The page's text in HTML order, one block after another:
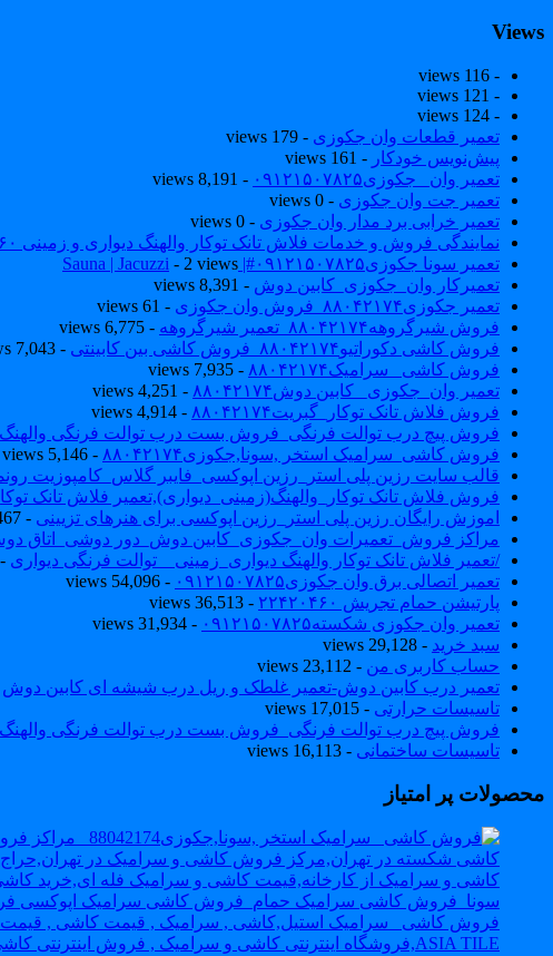
Views
- 116 views
- 121 views
- 124 views
تعمیر قطعات وان جکوزی - 179 views
پیش‌نویس خودکار - 161 views
تعمیر وان _جکوزی۰۹۱۲۱۵۰۷۸۲۵
- 8,191 views
تعمیر جت وان جکوزی - 0 views
تعمیر خرابی برد مدار وان جکوزی - 0 views
نمایندگی فروش و خدمات فلاش تانک توکار والهنگ دیواری و زمینی ۲۲۴۲۰۴۶۰
تعمیر سونا جکوزی۰۹۱۲۱۵۰۷۸۲۵#| Sauna | Jacuzzi
- 2 views
تعمیرکار وان_جکوزی_کابین دوش - 8,391 views
تعمیر جکوزی۸۸۰۴۲۱۷۴_فروش وان جکوزی
- 61 views
فروش شیرگروهه۸۸۰۴۲۱۷۴_تعمیر شیرگروهه
- 6,775 views
فروش کاشی دکوراتیو۸۸۰۴۲۱۷۴_فروش کاشی بین کابینتی
- 7,043 views
فروش کاشی _سرامیک۸۸۰۴۲۱۷۴
- 7,935 views
تعمیر وان_جکوزی_ کابین دوش۸۸۰۴۲۱۷۴
- 4,251 views
فروش فلاش تانک توکار_گبریت۸۸۰۴۲۱۷۴
- 4,914 views
فروش پیچ درب توالت فرنگی_فروش بست درب توالت فرنگی والهنگ۰۹۱۲۱۵۰۷۸۲۵
فروش کاشی_سرامیک استخر ,سونا,جکوزی۸۸۰۴۲۱۷۴
- 5,146 views
قالب سایت رزین پلی استر_رزین اپوکسی_فایبر گلاس_کامپوزیت
فروش فلاش تانک توکار_والهنگ(زمینی_دیواری),تعمیر فلاش تانک
اموزش رایگان رزین پلی استر_رزین اپوکسی برای هنرهای تزیینی - 2,467 views
مراکز فروش_تعمیرات وان_جکوزی_کابین دوش_دور دوشی_اتاق
/تعمیر فلاش تانک توکار والهنگ دیواری_زمینی _ توالت فرنگی دیواری - 67,131 views
تعمیر اتصالی برق وان جکوزی۰۹۱۲۱۵۰۷۸۲۵
- 54,096 views
پارتیشن حمام تجریش ۲۲۴۲۰۴۶۰
- 36,513 views
تعمیر وان جکوزی شکسته۰۹۱۲۱۵۰۷۸۲۵
- 31,934 views
سبد خرید - 29,128 views
حساب کاربری من - 23,112 views
تعمیر درب کابین دوش-تعمیر غلطک و ریل درب شیشه ای کابین دوش
تاسیسات حرارتی - 17,015 views
فروش پیچ درب توالت فرنگی_فروش بست درب توالت فرنگی والهنگ۰۹۱۲۱۵۰۷۸۲۵
تاسیسات ساختمانی - 16,113 views
محصولات پر امتیاز